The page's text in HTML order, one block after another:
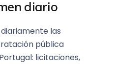
diario
las
pública
licitaciones,